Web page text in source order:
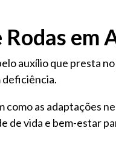
em
auxílio que presta
deficiência.
as adaptações
vida e bem-estar